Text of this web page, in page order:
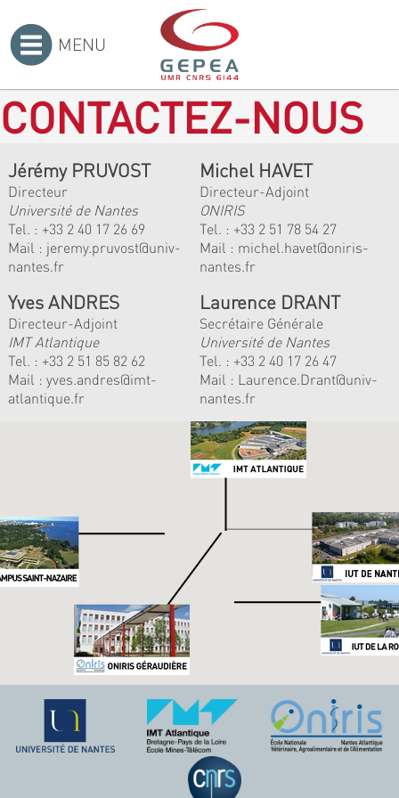
MENU
CONTACTEZ-NOUS
Jérémy PRUVOST
Directeur
Université de Nantes
Tel. : +33 2 40 17 26 69
Mail : jeremy.pruvost@univ-
nantes.fr
Michel HAVET
Directeur-Adjoint
ONIRIS
Tel. : +33 2 51 78 54 27
Mail : michel.havet@oniris-
nantes.fr
Yves ANDRES
Directeur-Adjoint
IMT Atlantique
Tel. : +33 2 51 85 82 62
Mail : yves.andres@imt-
atlantique.fr
Laurence DRANT
Secrétaire Générale
Université de Nantes
Tel. : +33 2 40 17 26 47
Mail : Laurence.Drant@univ-
nantes.fr